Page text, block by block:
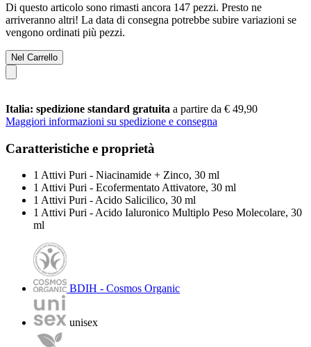
Di questo articolo sono rimasti ancora 147 pezzi. Presto ne
arriveranno altri! La data di consegna potrebbe subire variazioni se
vengono ordinati più pezzi.
Nel Carrello
Italia: spedizione standard gratuita a partire da € 49,90
Maggiori informazioni su spedizione e consegna
Caratteristiche e proprietà
1 Attivi Puri - Niacinamide + Zinco, 30 ml
1 Attivi Puri - Ecofermentato Attivatore, 30 ml
1 Attivi Puri - Acido Salicilico, 30 ml
1 Attivi Puri - Acido Ialuronico Multiplo Peso Molecolare, 30
ml
BDIH - Cosmos Organic
unisex